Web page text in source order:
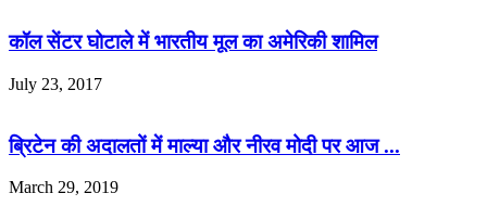
कॉल सेंटर घोटाले में भारतीय मूल का अमेरिकी शामिल
July 23, 2017
ब्रिटेन की अदालतों में माल्या और नीरव मोदी पर आज ...
March 29, 2019